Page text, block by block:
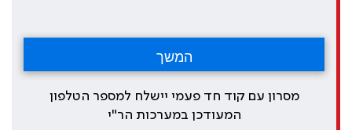
מסרון עם קוד חד פעמי יישלח למספר הטלפון
המעודכן במערכות הר"י